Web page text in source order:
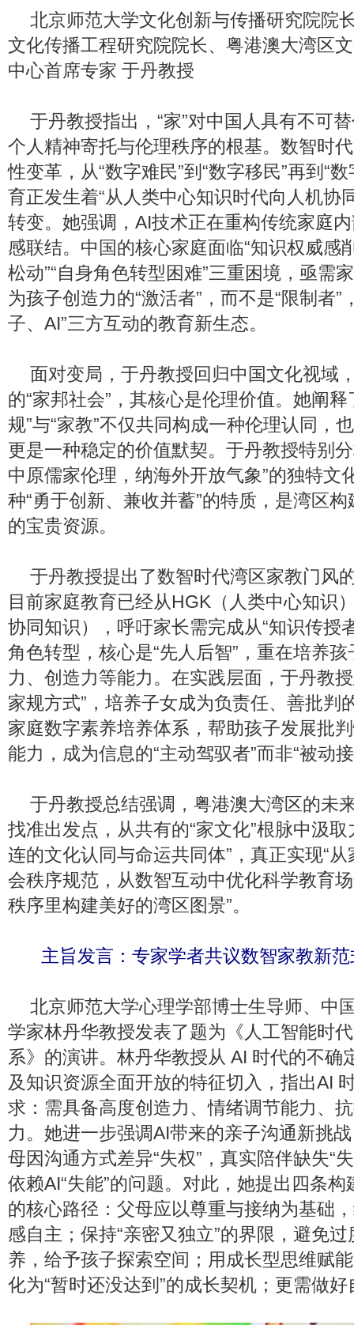
北京师范大学文化创新与传播研究院院
文化传播工程研究院院长、粤港澳大湾区
中心首席专家 于丹教授
于丹教授指出，“家”对中国人具有不可
个人精神寄托与伦理秩序的根基。数智时
性变革，从“数字难民”到“数字移民”再到“
育正发生着“从人类中心知识时代向人机协
转变。她强调，AI技术正在重构传统家庭
感联结。中国的核心家庭面临“知识权威感
松动”“自身角色转型困难”三重困境，亟需
为孩子创造力的“激活者”，而不是“限制者”
子、AI”三方互动的教育新生态。
面对变局，于丹教授回归中国文化视域
的“家邦社会”，其核心是伦理价值。她阐释
规”与“家教”不仅共同构成一种伦理认同，
更是一种稳定的价值默契。于丹教授特别
中原儒家伦理，纳海外开放气象”的独特文
种“勇于创新、兼收并蓄”的特质，是湾区
的宝贵资源。
于丹教授提出了数智时代湾区家教门风
目前家庭教育已经从HGK（人类中心知识
协同知识），呼吁家长需完成从“知识传授
角色转型，核心是“先人后智”，重在培养
力、创造力等能力。在实践层面，于丹教
家规方式”，培养子女成为负责任、善批判
家庭数字素养培养体系，帮助孩子发展批
能力，成为信息的“主动驾驭者”而非“被动
于丹教授总结强调，粤港澳大湾区的未
找准出发点，从共有的“家文化”根脉中汲
连的文化认同与命运共同体”，真正实现“
会秩序规范，从数智互动中优化科学教育
秩序里构建美好的湾区图景”。
主旨发言：专家学者共议数智家教新范
北京师范大学心理学部博士生导师、中
学家林丹华教授发表了题为《人工智能时
系》的演讲。林丹华教授从 AI 时代的不确
及知识资源全面开放的特征切入，指出AI
求：需具备高度创造力、情绪调节能力、
力。她进一步强调AI带来的亲子沟通新挑
母因沟通方式差异“失权”，真实陪伴缺失“
依赖AI“失能”的问题。对此，她提出四条
的核心路径：父母应以尊重与接纳为基础
感自主；保持“亲密又独立”的界限，避免
养，给予孩子探索空间；用成长型思维赋
化为“暂时还没达到”的成长契机；更需做